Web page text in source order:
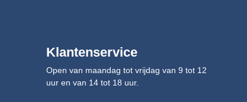
Klantenservice
Open van maandag tot vrijdag van 9 tot 12
uur en van 14 tot 18 uur.